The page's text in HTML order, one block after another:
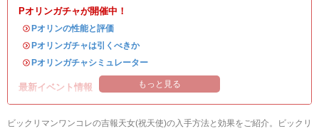
Pオリンガチャが開催中！
・Pオリンの性能と評価
・Pオリンガチャは引くべきか
・Pオリンガチャシミュレーター
最新イベント情報 もっと見る
ビックリマンワンコレの吉報天女(祝天使)の入手方法と効果をご紹介。ビックリ